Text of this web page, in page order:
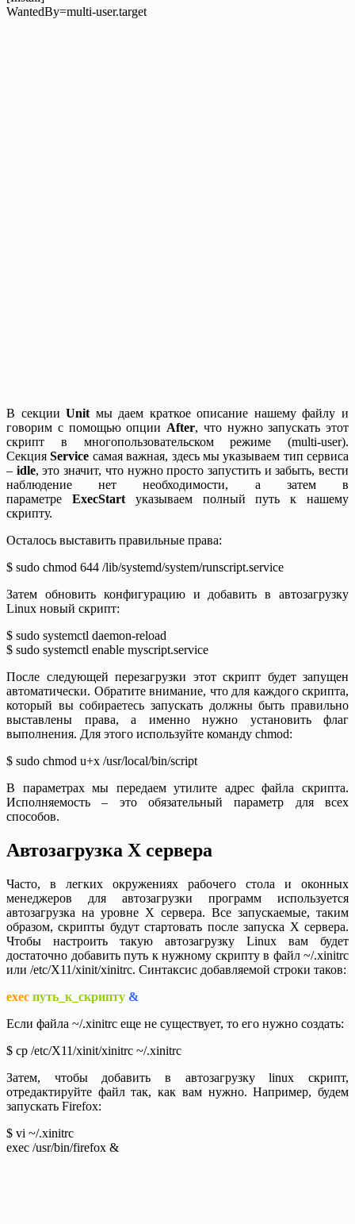
WantedBy=multi-user.target
В секцииUnit мы даем краткое описание нашему файлу и
говорим с помощью опции After, что нужно запускать этот
скрипт в многопользовательском режиме (multi-user).
СекцияService самая важная, здесь мы указываем тип сервиса
– idle, это значит, что нужно просто запустить и забыть, вести
наблюдение нет необходимости, а затем в
параметре ExecStartуказываем полный путь к нашему
скрипту.
Осталось выставить правильные права:
$ sudo chmod 644 /lib/systemd/system/runscript.service
Затем обновить конфигурацию и добавить в автозагрузку
Linux новый скрипт:
$ sudo systemctl daemon-reload
$ sudo systemctl enable myscript.service
После следующей перезагрузки этот скрипт будет запущен
автоматически. Обратите внимание, что для каждого скрипта,
который вы собираетесь запускать должны быть правильно
выставлены права, а именно нужно установить флаг
выполнения. Для этого используйте команду chmod:
$ sudo chmod u+x /usr/local/bin/script
В параметрах мы передаем утилите адрес файла скрипта.
Исполняемость – это обязательный параметр для всех
способов.
Автозагрузка X сервера
Часто, в легких окружениях рабочего стола и оконных
менеджеров для автозагрузки программ используется
автозагрузка на уровне X сервера. Все запускаемые, таким
образом, скрипты будут стартовать после запуска X сервера.
Чтобы настроить такую автозагрузку Linux вам будет
достаточно добавить путь к нужному скрипту в файл ~/.xinitrc
или /etc/X11/xinit/xinitrc. Синтаксис добавляемой строки таков:
exec путь_к_скрипту &
Если файла ~/.xinitrc еще не существует, то его нужно создать:
$ cp /etc/X11/xinit/xinitrc ~/.xinitrc
Затем, чтобы добавить в автозагрузку linux скрипт,
отредактируйте файл так, как вам нужно. Например, будем
запускать Firefox:
$ vi ~/.xinitrc
exec /usr/bin/firefox &